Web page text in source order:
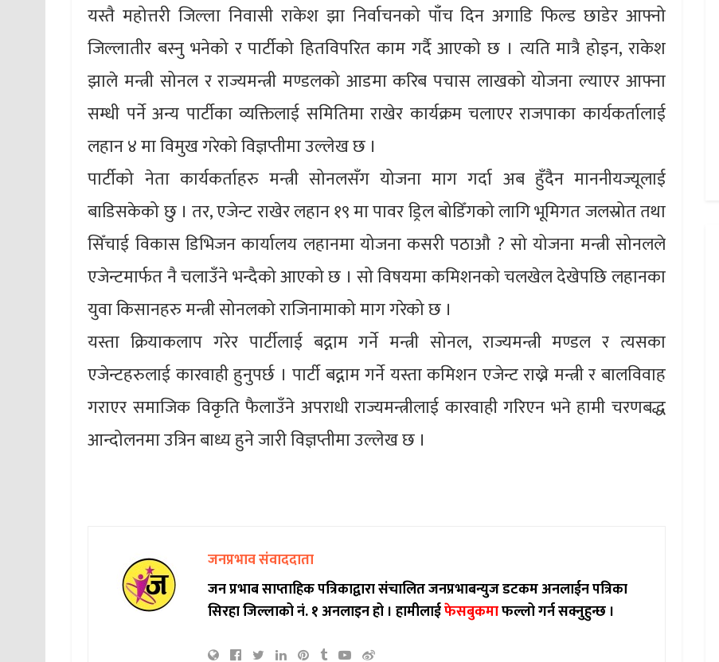
यस्तै महोत्तरी जिल्ला निवासी राकेश झा निर्वाचनको पाँच दिन अगाडि फिल्ड छाडेर आफ्नो
जिल्लातीर बस्नु भनेको र पार्टीको हितविपरित काम गर्दै आएको छ । त्यति मात्रै होइन, राकेश
झाले मन्त्री सोनल र राज्यमन्त्री मण्डलको आडमा करिब पचास लाखको योजना ल्याएर आफ्ना
सम्धी पर्ने अन्य पार्टीका व्यक्तिलाई समितिमा राखेर कार्यक्रम चलाएर राजपाका कार्यकर्तालाई
लहान ४ मा विमुख गरेको विज्ञप्तीमा उल्लेख छ ।
पार्टीको नेता कार्यकर्ताहरु मन्त्री सोनलसँग योजना माग गर्दा अब हुँदैन माननीयज्यूलाई
बाडिसकेको छु । तर, एजेन्ट राखेर लहान १९ मा पावर ड्रिल बोडिँगको लागि भूमिगत जलस्रोत तथा
सिँचाई विकास डिभिजन कार्यालय लहानमा योजना कसरी पठाऔ ? सो योजना मन्त्री सोनलले
एजेन्टमार्फत नै चलाउँने भन्दैको आएको छ । सो विषयमा कमिशनको चलखेल देखेपछि लहानका
युवा किसानहरु मन्त्री सोनलको राजिनामाको माग गरेको छ ।
यस्ता क्रियाकलाप गरेर पार्टीलाई बद्नाम गर्ने मन्त्री सोनल, राज्यमन्त्री मण्डल र त्यसका
एजेन्टहरुलाई कारवाही हुनुपर्छ । पार्टी बद्नाम गर्ने यस्ता कमिशन एजेन्ट राख्ने मन्त्री र बालविवाह
गराएर समाजिक विकृति फैलाउँने अपराधी राज्यमन्त्रीलाई कारवाही गरिएन भने हामी चरणबद्ध
आन्दोलनमा उत्रिन बाध्य हुने जारी विज्ञप्तीमा उल्लेख छ ।
जनप्रभाव संवाददाता
जन प्रभाब साप्ताहिक पत्रिकाद्वारा संचालित जनप्रभाबन्युज डटकम अनलाईन पत्रिका
सिरहा जिल्लाको नं. १ अनलाइन हो ।हामीलाईफेसबुकमाफल्लो गर्न सक्नुहुन्छ ।